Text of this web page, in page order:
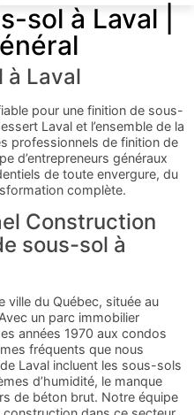
sol à Laval |
à Laval
pour une finition de sous-
Laval et l’ensemble de la
professionnels de finition de
d’entrepreneurs généraux
de toute envergure, du
complète.
Construction
sous-sol à
ville du Québec, située au
un parc immobilier
années 1970 aux condos
fréquents que nous
Laval incluent les sous-sols
d’humidité, le manque
de béton brut. Notre équipe